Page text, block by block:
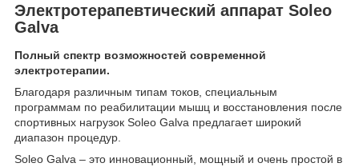
Электротерапевтический аппарат Soleo
Galva
Полный спектр возможностей современной
электротерапии.
Благодаря различным типам токов, специальным
программам по реабилитации мышц и восстановления после
спортивных нагрузок Soleo Galva предлагает широкий
диапазон процедур.
Soleo Galva – это инновационный, мощный и очень простой в